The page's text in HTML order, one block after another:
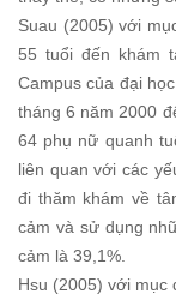
Suau (2005) với
55 tuổi đến khám
Campus của đại
tháng 6 năm 2000
64 phụ nữ quanh
liên quan với các
đi thăm khám về
cảm và sử dụng
cảm là 39,1%.
Hsu (2005) với mục